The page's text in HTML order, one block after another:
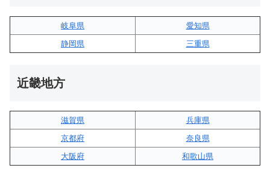
岐阜県
愛知県
静岡県
三重県
近畿地方
滋賀県
兵庫県
京都府
奈良県
大阪府
和歌山県